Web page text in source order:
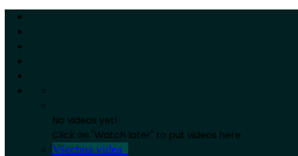
No videos yet!
Click on "Watch later" to put videos here
Všechna videa